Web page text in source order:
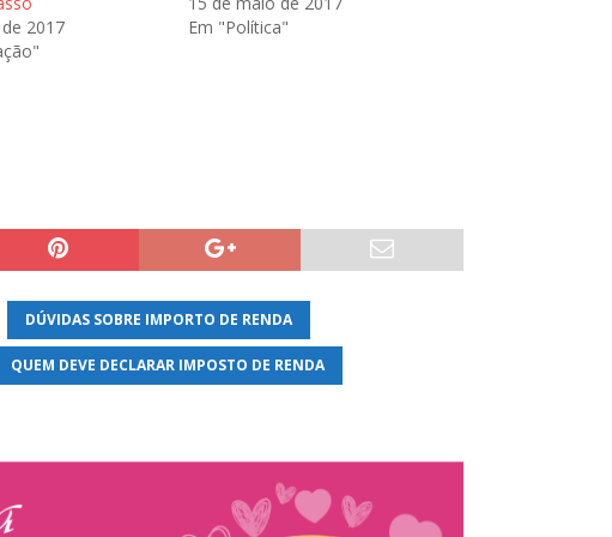
2017
Em "Política"
DÚVIDAS SOBRE IMPORTO DE RENDA
QUEM DEVE DECLARAR IMPOSTO DE RENDA